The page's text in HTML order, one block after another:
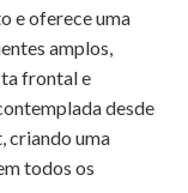
e oferece uma
amplos,
frontal e
desde
criando uma
todos os